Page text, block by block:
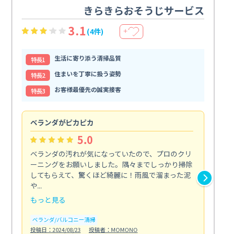
きらきらおそうじサービス
3.1 (4件) ＋
特⻑1
生活に寄り添う清掃品質
特⻑2
住まいを丁寧に扱う姿勢
特⻑3
お客様最優先の誠実接客
ベランダがピカピカ
5.0
ベランダの汚れが気になっていたので、プロのクリ
ーニングをお願いしました。隅々までしっかり掃除
してもらえて、驚くほど綺麗に！雨風で溜まった泥
や...
もっと見る
ベランダ/バルコニー清掃
投稿日：2024/08/23
投稿者：MOMONO